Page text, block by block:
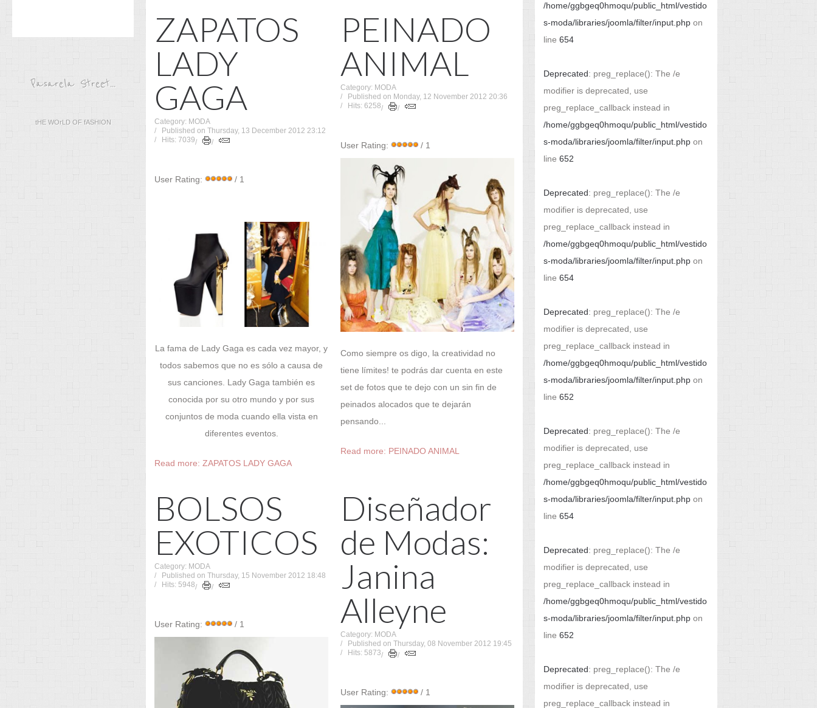
Pasarela Street...
tHE WOrLD OF fASHION
ZAPATOS
LADY
GAGA
Category: MODA
Published on Thursday, 13 December 2012 23:12
Hits: 7039
User Rating: / 1
La fama de Lady Gaga es cada vez mayor, y
todos sabemos que no es sólo a causa de
sus canciones. Lady Gaga también es
conocida por su otro mundo y por sus
conjuntos de moda cuando ella vista en
diferentes eventos.
Read more: ZAPATOS LADY GAGA
PEINADO
ANIMAL
Category: MODA
Published on Monday, 12 November 2012 20:36
Hits: 6258
User Rating: / 1
Como siempre os digo, la creatividad no
tiene límites! te podrás dar cuenta en este
set de fotos que te dejo con un sin fin de
peinados alocados que te dejarán
pensando...
Read more: PEINADO ANIMAL
BOLSOS
EXOTICOS
Category: MODA
Published on Thursday, 15 November 2012 18:48
Hits: 5948
User Rating: / 1
Diseñador
de Modas:
Janina
Alleyne
Category: MODA
Published on Thursday, 08 November 2012 19:45
Hits: 5873
User Rating: / 1
/home/ggbgeq0hmoqu/public_html/vestido
s-moda/libraries/joomla/filter/input.php on
line 654
Deprecated: preg_replace(): The /e
modifier is deprecated, use
preg_replace_callback instead in
/home/ggbgeq0hmoqu/public_html/vestido
s-moda/libraries/joomla/filter/input.php on
line 652
Deprecated: preg_replace(): The /e
modifier is deprecated, use
preg_replace_callback instead in
/home/ggbgeq0hmoqu/public_html/vestido
s-moda/libraries/joomla/filter/input.php on
line 654
Deprecated: preg_replace(): The /e
modifier is deprecated, use
preg_replace_callback instead in
/home/ggbgeq0hmoqu/public_html/vestido
s-moda/libraries/joomla/filter/input.php on
line 652
Deprecated: preg_replace(): The /e
modifier is deprecated, use
preg_replace_callback instead in
/home/ggbgeq0hmoqu/public_html/vestido
s-moda/libraries/joomla/filter/input.php on
line 654
Deprecated: preg_replace(): The /e
modifier is deprecated, use
preg_replace_callback instead in
/home/ggbgeq0hmoqu/public_html/vestido
s-moda/libraries/joomla/filter/input.php on
line 652
Deprecated: preg_replace(): The /e
modifier is deprecated, use
preg_replace_callback instead in